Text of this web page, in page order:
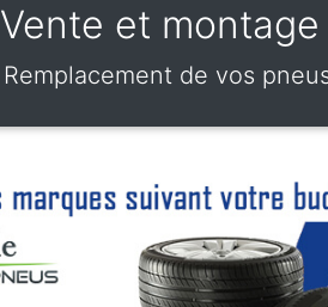
Vente et
Remplacement de vos